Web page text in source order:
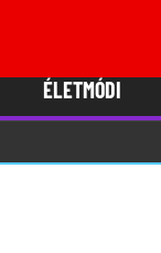
ÉLETMÓDI